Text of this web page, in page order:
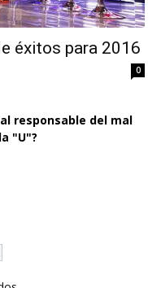
éxitos para 2016
0
responsable del mal
"U"?